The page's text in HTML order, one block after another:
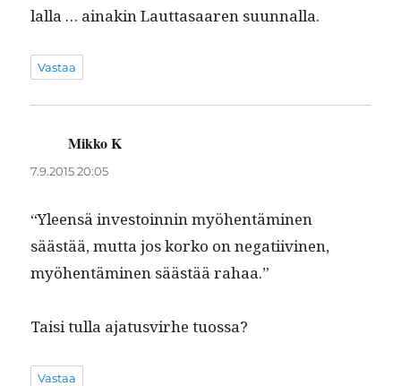
lal­la … ainakin Laut­tasaaren suunnalla.
Vastaa
Mikko Ksanoo:
7.9.2015 20:05
“Yleen­sä investoin­nin myöhen­tämi­nen
säästää, mut­ta jos korko on negati­ivi­nen,
myöhen­tämi­nen säästää rahaa.”
Taisi tul­la aja­tusvirhe tuossa?
Vastaa